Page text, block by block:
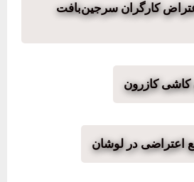
کارگران سرجین‌بافت
کاشی کازرون
اعتراضی در لوشان